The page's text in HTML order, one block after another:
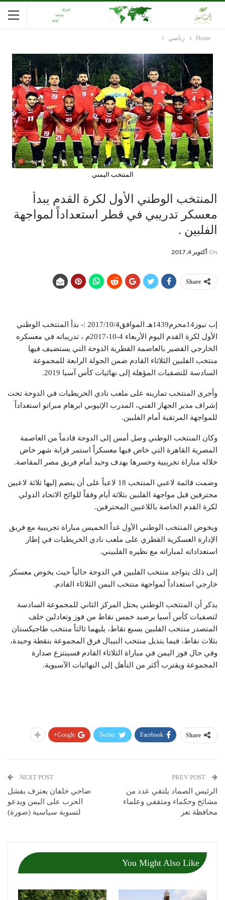
Home رياضي
المنتخب اليمني
المنتخب الوطني الأول لكرة القدم يبدأ
معسكر تدريبي في قطر استعداداً لمواجهة
الفلبين .
On أكتوبر 4, 2017
Share
إب نيوز14محرم1439هـ الموافق2017/10/4 :- بدأ المنتخب الوطني
الأول لكرة القدم اليوم الأربعاء 4-10-2017م ، تدريباته في معسكره
الخارجي القصير بالعاصمة القطرية الدوحة التي يستضيف فيها
منتخب الفلبين الثلاثاء القادم ضمن الجولة الرابعة للمجموعة
السادسة للتصفيات المؤهلة إلى نهائيات كأس آسيا 2019.
وأجرى المنتخب تمارينه على ملعب نادي الخريطيات في الدوحة تحت
إشراف مدير الجهاز الفني، المدرب الإثيوبي ابرهام مبراتو استعداداً
للمواجهة المرتقبة أمام الفلبين.
وكان المنتخب الوطني وصل أمس إلى الدوحة قادماً من العاصمة
المصرية القاهرة التي خاض فيها معسكراً استمر قرابة شهر خاض
خلاله مباراة تجريبية وخسرها بهدف وحيد أمام فريق مصر المقاصة.
وضمت قائمة لاعبي المنتخب 18 لاعباً على أن ينضم إليها ثلاثة لاعبين
محترفين قبل مواجهة الفلبين بثلاثة أيام وفقاً للوائح الاتحاد الدولي
لكرة القدم الخاصة باللاعبين المحترفين.
ويخوض المنتخب الوطني الأول غداً الخميس مباراة تجريبية مع فريق
الإدارة العسكرية القطري على ملعب نادي الخريطيات في إطار
استعداداته لمباراته مع نظيره الفلبيني.
إلى ذلك يتواجد منتخب الفلبين في الدوحة حالياً حيث يخوض معسكر
خارجي استعداداً لمواجهة منتخب اليمن الثلاثاء القادم.
يذكر أن المنتخب الوطني يحتل المركز الثاني للمجموعة السادسة
لتصفيات كأس آسيا برصيد خمس نقاط من فوز وتعادلين خلف
المتصدر منتخب الفلبين بسبع نقاط، يليهما ثالثاً منتخب طاجيكستان
بثلاث نقاط، فيما يتذيل منتخب النيبال فرق المجموعة بنقطة وحيدة،
وفي حال فوز اليمن في مباراة الثلاثاء القادم فسينتزع صدارة
المجموعة ويقترب أكثر من التأهل إلى النهائيات الآسيوية.
Share
Facebook
Twitter
Google+
الرئيس الصماد يلتقي عدد من
مشائخ وحكماء ومثقفي وعلماء
محافظة تعز
NEXT POST
ضاحي خلفان يعترف بفشل
الحرب على اليمن ويدعو
لتسوية سياسية (صورة)
You Might Also Like